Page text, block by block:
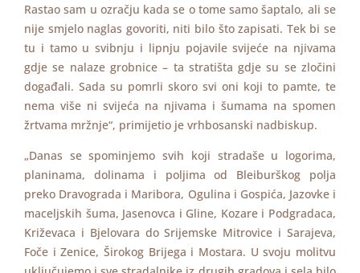
Rastao sam u ozračju kada se o tome samo šaptalo, ali se
nije smjelo naglas govoriti, niti bilo što zapisati. Tek bi se
tu i tamo u svibnju i lipnju pojavile svijeće na njivama
gdje se nalaze grobnice – ta stratišta gdje su se zločini
događali. Sada su pomrli skoro svi oni koji to pamte, te
nema više ni svijeća na njivama i šumama na spomen
žrtvama mržnje“, primijetio je vrhbosanski nadbiskup.
„Danas se spominjemo svih koji stradaše u logorima,
planinama, dolinama i poljima od Bleiburškog polja
preko Dravograda i Maribora, Ogulina i Gospića, Jazovke i
maceljskih šuma, Jasenovca i Gline, Kozare i Podgradaca,
Križevaca i Bjelovara do Srijemske Mitrovice i Sarajeva,
Foče i Zenice, Širokog Brijega i Mostara. U svoju molitvu